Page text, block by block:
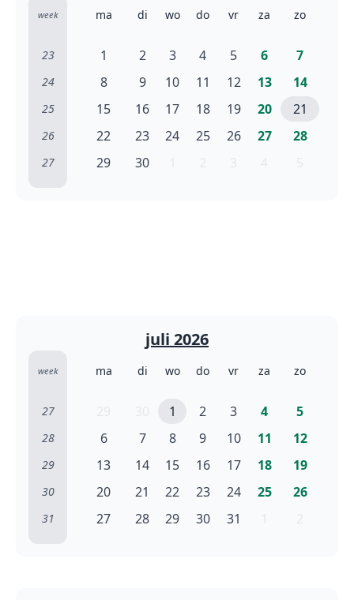
week ma di wo do vr za zo
23 1 2 3 4 5 6 7
24 8 9 10 11 12 13 14
25 15 16 17 18 19 20 21
26 22 23 24 25 26 27 28
27 29 30
juli 2026
week ma di wo do vr za zo
27 1 2 3 4 5
28 6 7 8 9 10 11 12
29 13 14 15 16 17 18 19
30 20 21 22 23 24 25 26
31 27 28 29 30 31